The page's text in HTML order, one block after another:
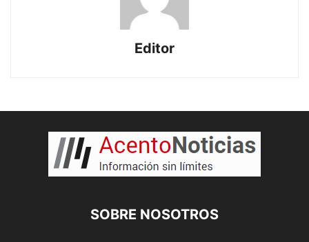
Editor
SOBRE NOSOTROS